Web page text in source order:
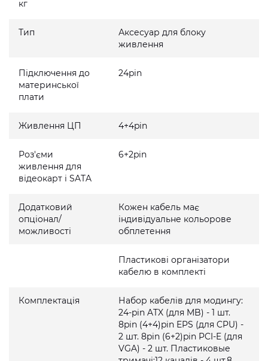
кг
Тип
Аксесуар для блоку
живлення
Підключення до
материнської
плати
24pin
Живлення ЦП 4+4pin
Роз'єми
живлення для
відеокарт і SATA
6+2pin
Додатковий
опціонал/
можливості
Кожен кабель має
індивідуальне кольорове
обплетення
Пластикові організатори
кабелю в комплекті
Комплектація
Набор кабелів для модингу:
24-pin ATX (для MB) - 1 шт.
8pin (4+4)pin EPS (для CPU) -
2 шт. 8pin (6+2)pin PCI-E (для
VGA) - 2 шт. Пластиковые